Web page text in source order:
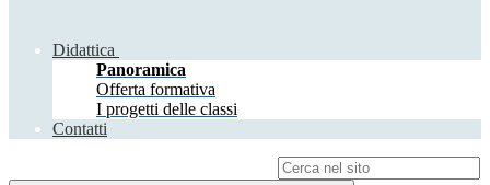
Didattica
Panoramica
Offerta formativa
I progetti delle classi
Contatti